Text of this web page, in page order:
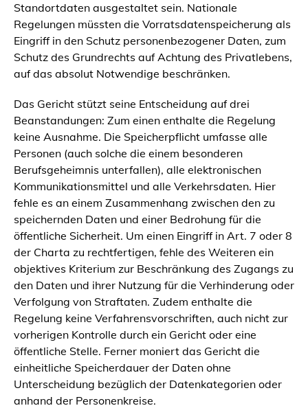
Standortdaten ausgestaltet sein. Nationale
Regelungen müssten die Vorratsdatenspeicherung als
Eingriff in den Schutz personenbezogener Daten, zum
Schutz des Grundrechts auf Achtung des Privatlebens,
auf das absolut Notwendige beschränken.
Das Gericht stützt seine Entscheidung auf drei
Beanstandungen: Zum einen enthalte die Regelung
keine Ausnahme. Die Speicherpflicht umfasse alle
Personen (auch solche die einem besonderen
Berufsgeheimnis unterfallen), alle elektronischen
Kommunikationsmittel und alle Verkehrsdaten. Hier
fehle es an einem Zusammenhang zwischen den zu
speichernden Daten und einer Bedrohung für die
öffentliche Sicherheit. Um einen Eingriff in Art. 7 oder 8
der Charta zu rechtfertigen, fehle des Weiteren ein
objektives Kriterium zur Beschränkung des Zugangs zu
den Daten und ihrer Nutzung für die Verhinderung oder
Verfolgung von Straftaten. Zudem enthalte die
Regelung keine Verfahrensvorschriften, auch nicht zur
vorherigen Kontrolle durch ein Gericht oder eine
öffentliche Stelle. Ferner moniert das Gericht die
einheitliche Speicherdauer der Daten ohne
Unterscheidung bezüglich der Datenkategorien oder
anhand der Personenkreise.